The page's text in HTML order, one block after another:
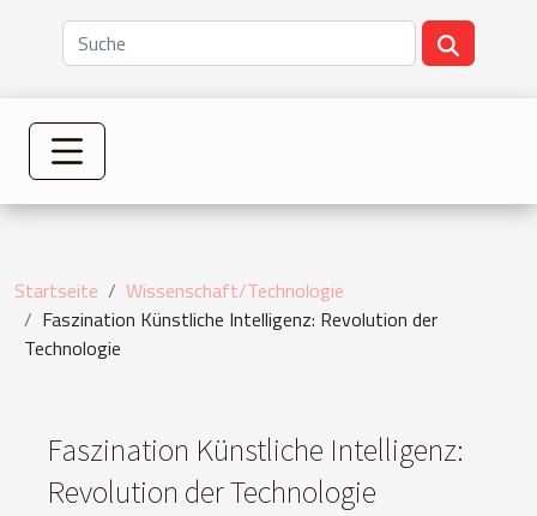
Startseite
Wissenschaft/Technologie
Faszination Künstliche Intelligenz: Revolution der
Technologie
Faszination Künstliche Intelligenz:
Revolution der Technologie